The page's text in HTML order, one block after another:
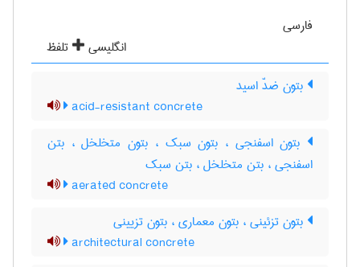
فارسی
انگلیسی
تلفظ
بتون ضدّ اسید
acid-resistant concrete
بتون اسفنجی ، بتون سبک ، بتون متخلخل ، بتن
اسفنجی ، بتن متخلخل ، بتن سبک
aerated concrete
بتون تزئینی ، بتون معماری ، بتون تزیینی
architectural concrete